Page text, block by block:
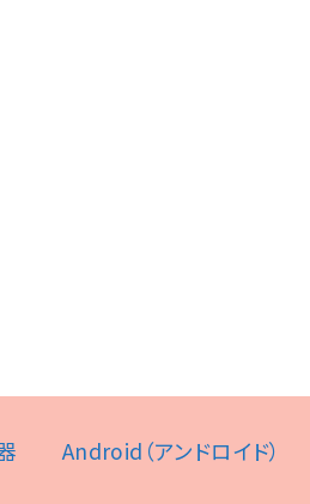
Android（アンドロイド）